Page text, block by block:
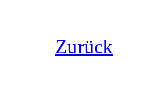
Zurück